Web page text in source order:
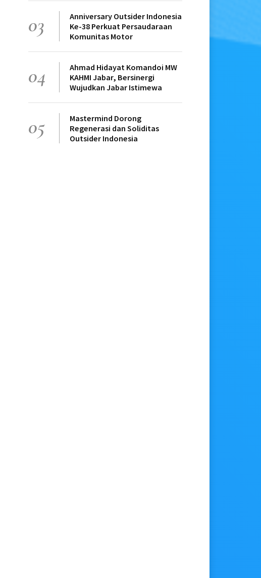
03
Anniversary Outsider Indonesia
Ke-38 Perkuat Persaudaraan
Komunitas Motor
04
Ahmad Hidayat Komandoi MW
KAHMI Jabar, Bersinergi
Wujudkan Jabar Istimewa
05
Mastermind Dorong
Regenerasi dan Soliditas
Outsider Indonesia